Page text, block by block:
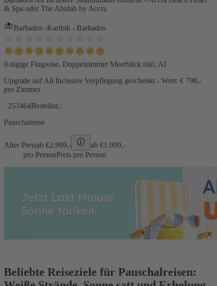
& Spa oder The Abidah by Accra
Barbados -Karibik - Barbados
9-tägige Flugreise, Doppelzimmer Meerblick inkl. AI
Upgrade auf All Inclusive Verpflegung geschenkt - Wert: € 798,-
pro Zimmer
253464Bestellnr.:
Pauschalreise
Alter Preisab €2.999,- ab €1.999,-
pro PersonPreis pro Person
Beliebte Reiseziele für Pauschalreisen: